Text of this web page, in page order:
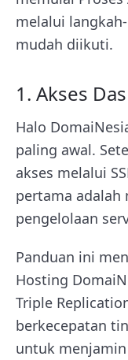
melalui
mudah diikuti.
1. Akses
Halo
paling awal.
akses melalui
pertama adalah
pengelolaan
Panduan ini
Hosting
Triple
berkecepatan
untuk